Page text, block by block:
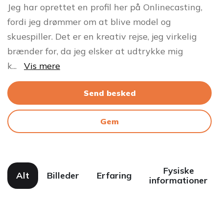
Jeg har oprettet en profil her på Onlinecasting,
fordi jeg drømmer om at blive model og
skuespiller. Det er en kreativ rejse, jeg virkelig
brænder for, da jeg elsker at udtrykke mig
k... Vis mere
Send besked
Gem
Alt Billeder Erfaring
Fysiske
informationer